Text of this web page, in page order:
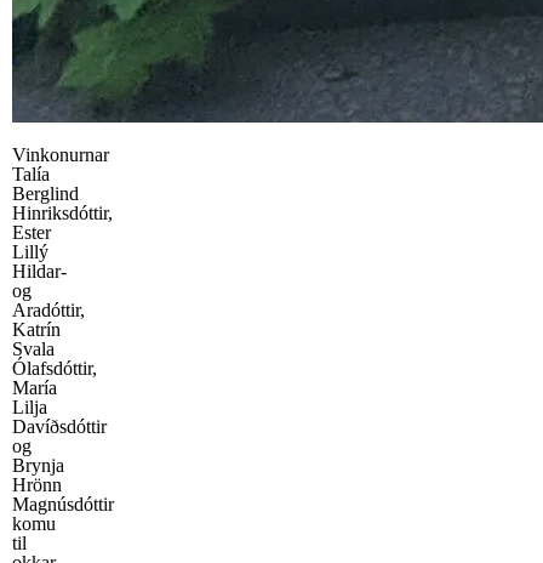
Vinkonurnar
Talía
Berglind
Hinriksdóttir,
Ester
Lillý
Hildar-
og
Aradóttir,
Katrín
Svala
Ólafsdóttir,
María
Lilja
Davíðsdóttir
og
Brynja
Hrönn
Magnúsdóttir
komu
til